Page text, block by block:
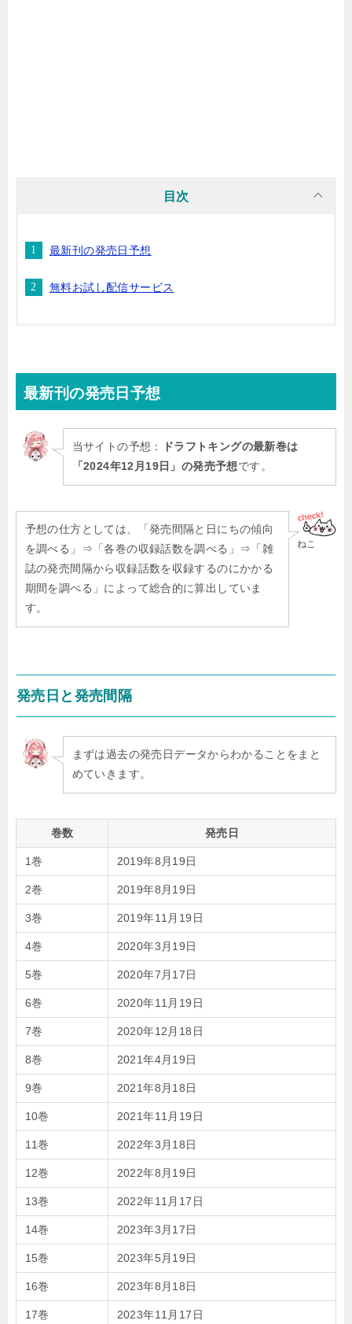
目次
最新刊の発売日予想
無料お試し配信サービス
最新刊の発売日予想
当サイトの予想：
ドラフトキングの最新巻は
「2024年12月19日」の発売予想です。
ねこ
予想の仕方としては、「発売間隔と日にちの傾向
を調べる」⇒「各巻の収録話数を調べる」⇒「雑
誌の発売間隔から収録話数を収録するのにかかる
期間を調べる」によって総合的に算出していま
す。
発売日と発売間隔
まずは過去の発売日データからわかることをまと
めていきます。
巻数 発売日
1巻 2019年8月19日
2巻 2019年8月19日
3巻 2019年11月19日
4巻 2020年3月19日
5巻 2020年7月17日
6巻 2020年11月19日
7巻 2020年12月18日
8巻 2021年4月19日
9巻 2021年8月18日
10巻 2021年11月19日
11巻 2022年3月18日
12巻 2022年8月19日
13巻 2022年11月17日
14巻 2023年3月17日
15巻 2023年5月19日
16巻 2023年8月18日
17巻 2023年11月17日